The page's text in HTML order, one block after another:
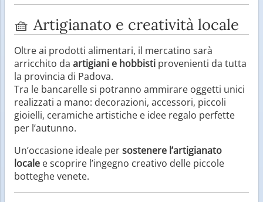
🧺 Artigianato e creatività locale
Oltre ai prodotti alimentari, il mercatino sarà
arricchito da artigiani e hobbisti provenienti da tutta
la provincia di Padova.
Tra le bancarelle si potranno ammirare oggetti unici
realizzati a mano: decorazioni, accessori, piccoli
gioielli, ceramiche artistiche e idee regalo perfette
per l’autunno.
Un’occasione ideale persostenere l’artigianato
locale e scoprire l’ingegno creativo delle piccole
botteghe venete.